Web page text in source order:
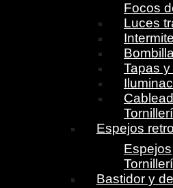
Focos
Luces
Tapas
Espejos
Espejos
Bastidor y